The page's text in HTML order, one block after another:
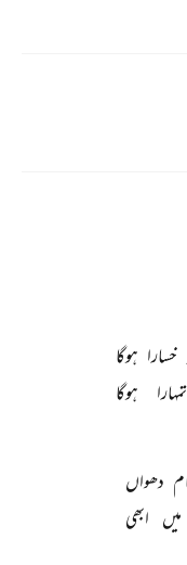
خسارا ہوگا
تمہارا ہوگا
دھواں
میں ابھی